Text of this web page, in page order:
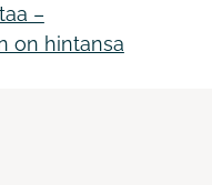
–
on hintansa